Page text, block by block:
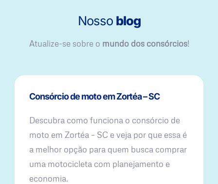
Nosso blog
Atualize-se sobre o mundo dos consórcios!
Consórcio de moto em Zortéa – SC
Descubra como funciona o consórcio de
moto em Zortéa – SC e veja por que essa é
a melhor opção para quem busca comprar
uma motocicleta com planejamento e
economia.